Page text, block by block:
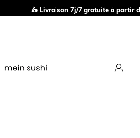
🛵 Livraison 7j/7 gratuite à partir